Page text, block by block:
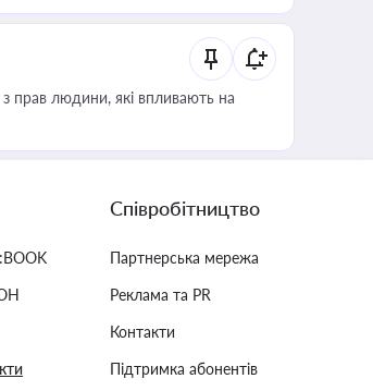
прав людини, які впливають на
Співробітництво
Партнерська мережа
Реклама та PR
Контакти
Підтримка абонентів